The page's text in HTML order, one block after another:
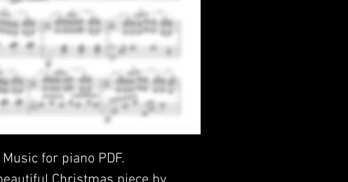
for piano PDF.